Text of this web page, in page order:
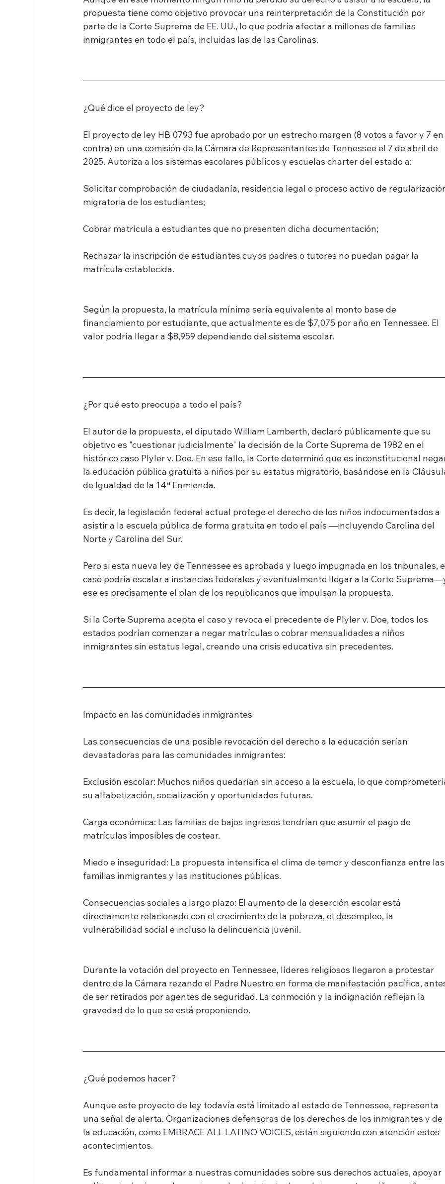
propuesta tiene como objetivo provocar una reinterpretación de la Constitución por
parte de la Corte Suprema de EE. UU., lo que podría afectar a millones de familias
inmigrantes en todo el país, incluidas las de las Carolinas.
¿Qué dice el proyecto de ley?
El proyecto de ley HB 0793 fue aprobado por un estrecho margen (8 votos a favor y 7
contra) en una comisión de la Cámara de Representantes de Tennessee el 7 de abril de
2025. Autoriza a los sistemas escolares públicos y escuelas charter del estado a:
Solicitar comprobación de ciudadanía, residencia legal o proceso activo de
migratoria de los estudiantes;
Cobrar matrícula a estudiantes que no presenten dicha documentación;
Rechazar la inscripción de estudiantes cuyos padres o tutores no puedan pagar la
matrícula establecida.
Según la propuesta, la matrícula mínima sería equivalente al monto base de
financiamiento por estudiante, que actualmente es de $7,075 por año en Tennessee. El
valor podría llegar a $8,959 dependiendo del sistema escolar.
¿Por qué esto preocupa a todo el país?
El autor de la propuesta, el diputado William Lamberth, declaró públicamente que su
objetivo es "cuestionar judicialmente" la decisión de la Corte Suprema de 1982 en el
histórico caso Plyler v. Doe. En ese fallo, la Corte determinó que es inconstitucional
la educación pública gratuita a niños por su estatus migratorio, basándose en la
de Igualdad de la 14ª Enmienda.
Es decir, la legislación federal actual protege el derecho de los niños indocumentados a
asistir a la escuela pública de forma gratuita en todo el país —incluyendo Carolina del
Norte y Carolina del Sur.
Pero si esta nueva ley de Tennessee es aprobada y luego impugnada en los tribunales,
caso podría escalar a instancias federales y eventualmente llegar a la Corte
ese es precisamente el plan de los republicanos que impulsan la propuesta.
Si la Corte Suprema acepta el caso y revoca el precedente de Plyler v. Doe, todos los
estados podrían comenzar a negar matrículas o cobrar mensualidades a niños
inmigrantes sin estatus legal, creando una crisis educativa sin precedentes.
Impacto en las comunidades inmigrantes
Las consecuencias de una posible revocación del derecho a la educación serían
devastadoras para las comunidades inmigrantes:
Exclusión escolar: Muchos niños quedarían sin acceso a la escuela, lo que
su alfabetización, socialización y oportunidades futuras.
Carga económica: Las familias de bajos ingresos tendrían que asumir el pago de
matrículas imposibles de costear.
Miedo e inseguridad: La propuesta intensifica el clima de temor y desconfianza entre
familias inmigrantes y las instituciones públicas.
Consecuencias sociales a largo plazo: El aumento de la deserción escolar está
directamente relacionado con el crecimiento de la pobreza, el desempleo, la
vulnerabilidad social e incluso la delincuencia juvenil.
Durante la votación del proyecto en Tennessee, líderes religiosos llegaron a protestar
dentro de la Cámara rezando el Padre Nuestro en forma de manifestación pacífica,
de ser retirados por agentes de seguridad. La conmoción y la indignación reflejan la
gravedad de lo que se está proponiendo.
¿Qué podemos hacer?
Aunque este proyecto de ley todavía está limitado al estado de Tennessee, representa
una señal de alerta. Organizaciones defensoras de los derechos de los inmigrantes y de
la educación, como EMBRACE ALL LATINO VOICES, están siguiendo con atención estos
acontecimientos.
Es fundamental informar a nuestras comunidades sobre sus derechos actuales, apoyar